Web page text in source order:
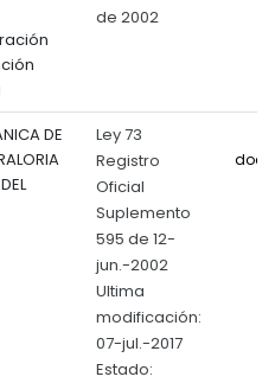
de 2002
DE
Ley 73
Registro
Oficial
Suplemento
595 de 12-
jun.-2002
Ultima
modificación:
07-jul.-2017
Estado: